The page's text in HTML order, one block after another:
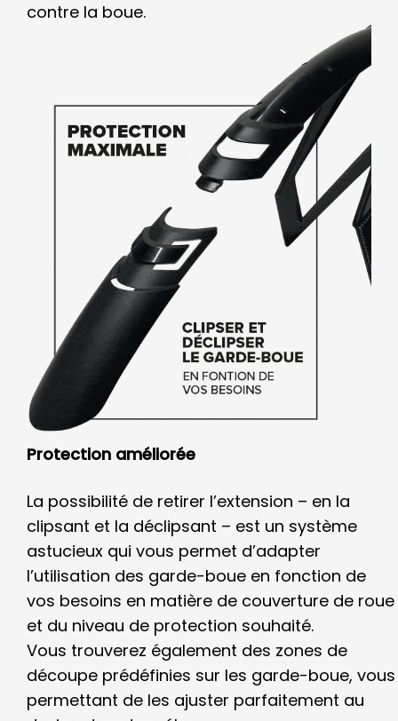
contre la boue.
Protection améliorée
La possibilité de retirer l’extension – en la
clipsant et la déclipsant – est un système
astucieux qui vous permet d’adapter
l’utilisation des garde-boue en fonction de
vos besoins en matière de couverture de roue
et du niveau de protection souhaité.
Vous trouverez également des zones de
découpe prédéfinies sur les garde-boue, vous
permettant de les ajuster parfaitement au